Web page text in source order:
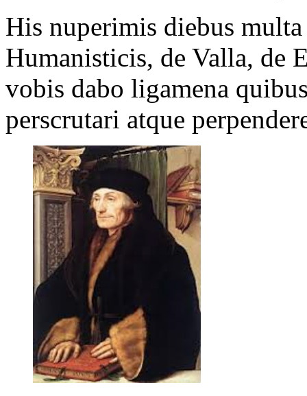
His nuperimis diebus
Humanisticis, de Valla, de
vobis dabo ligamena
perscrutari atque